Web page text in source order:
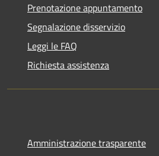
Prenotazione appuntamento
Segnalazione disservizio
Leggi le FAQ
Richiesta assistenza
Amministrazione trasparente